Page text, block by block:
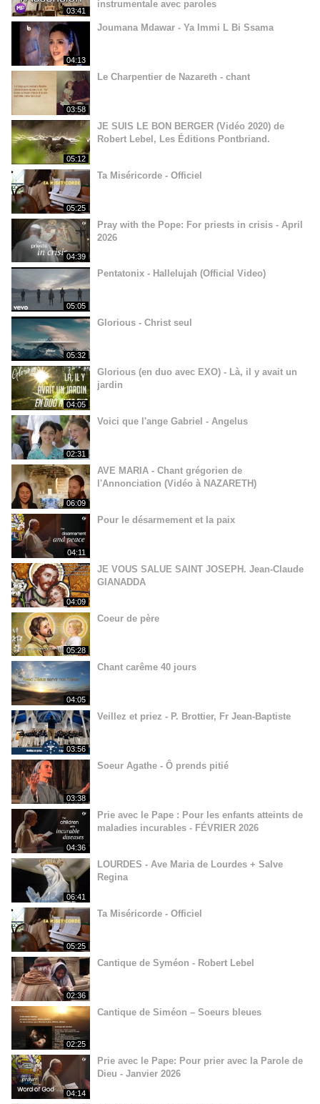
03:41
instrumentale avec paroles
04:13
Joumana Mdawar - Ya Immi L Bi Ssama
03:58
Le Charpentier de Nazareth - chant
05:12
JE SUIS LE BON BERGER (Vidéo 2020) de
Robert Lebel, Les Éditions Pontbriand.
05:25
Ta Miséricorde - Officiel
04:39
Pray with the Pope: For priests in crisis - April
2026
05:05
Pentatonix - Hallelujah (Official Video)
05:32
Glorious - Christ seul
04:05
Glorious (en duo avec EXO) - Là, il y avait un
jardin
02:31
Voici que l'ange Gabriel - Angelus
06:09
AVE MARIA - Chant grégorien de
l'Annonciation (Vidéo à NAZARETH)
04:11
Pour le désarmement et la paix
04:09
JE VOUS SALUE SAINT JOSEPH. Jean-Claude
GIANADDA
05:28
Coeur de père
04:05
Chant carême 40 jours
03:56
Veillez et priez - P. Brottier, Fr Jean-Baptiste
03:38
Soeur Agathe - Ô prends pitié
04:36
Prie avec le Pape : Pour les enfants atteints de
maladies incurables - FÉVRIER 2026
06:41
LOURDES - Ave Maria de Lourdes + Salve
Regina
05:25
Ta Miséricorde - Officiel
02:36
Cantique de Syméon - Robert Lebel
02:25
Cantique de Siméon – Soeurs bleues
04:14
Prie avec le Pape: Pour prier avec la Parole de
Dieu - Janvier 2026